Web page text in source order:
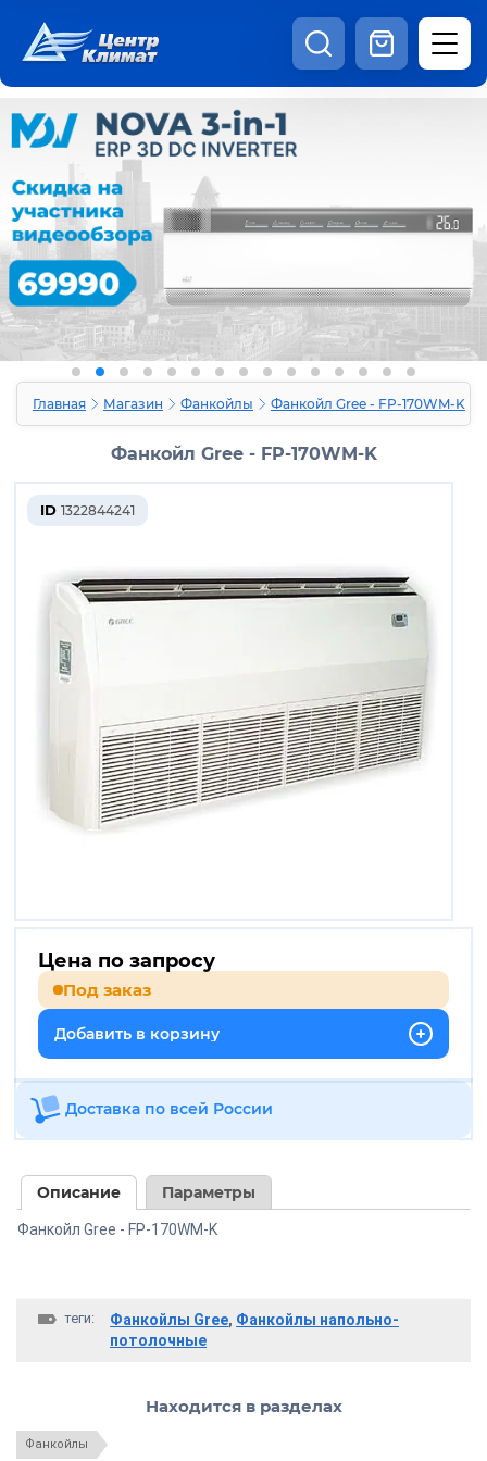
Каталог
Статьи
Наши работы Отзывы
Доставка и оплата Оферта
Контакты
8:00 - 20:00 Шоурум
Главная Магазин Фанкойлы Фанкойл Gree - FP-170WM-K
Фанкойл Gree - FP-170WM-K
ID 1322844241
Цена по запросу
Под заказ
Добавить в корзину
Доставка по всей России
Описание Параметры
Фанкойл Gree - FP-170WM-K
теги: Фанкойлы Gree, Фанкойлы напольно-
потолочные
Находится в разделах
Фанкойлы